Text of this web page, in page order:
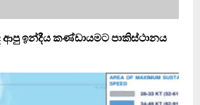
ආපු ඉන්දීය කණ්ඩායමට පාකිස්ථානය